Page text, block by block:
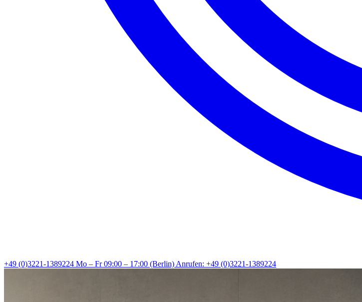
+49 (0)3221-1389224 Mo – Fr 09:00 – 17:00 (Berlin) Anrufen: +49 (0)3221-1389224